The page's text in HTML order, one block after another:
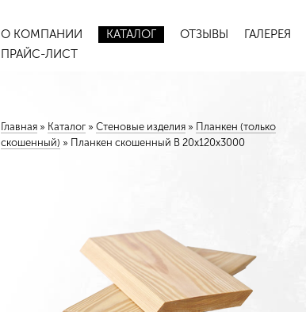
О КОМПАНИИ КАТАЛОГ ОТЗЫВЫ ГАЛЕРЕЯ
ПРАЙС-ЛИСТ
Главная » Каталог »Стеновые изделия » Планкен (только
скошенный) » Планкен скошенный В 20х120х3000